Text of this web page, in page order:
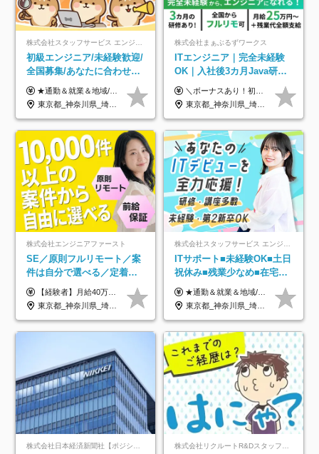
株式会社スタッフサービス エンジニアリング事業本部
初級エンジニア/未経験歓迎/
全国募集/あなたに合わせた
オリジナル研修をご用
意/AI・IoT/残業平均8時間
★通勤＆就業＆地域/住宅＆役職手当あり ★残業代は全額支給 ★選べる給与制度あり！ ■東京・神奈川・千葉・埼玉勤務の場合 月給24.5万円～55万円＋諸手当 （残業代は全額支給） (20,000円の地域/住宅手当込み) ■愛知・京都・大阪・兵庫勤務の場合 月給24万円以上＋諸手当 （残業代は全額支給） (15,000円の地域/住宅手当込み) ■茨城・栃木・群馬・静岡・三重・滋賀・広島・福岡勤務の場合 月給23.5万円以上＋諸手当 （残業代は全額支給） (10,000円の地域/住宅手当込み) ■北海道・宮城・山梨・長野・岐阜・奈良・和歌山・岡山勤務の場合 月給23万円以上＋諸手当 （残業代は全額支給） (5,000円の地域/住宅手当込み) ■その他のエリア勤務の場合 月給22.5万円以上＋諸手当 （残業代は全額支給） ※経験や能力を考慮し、当社規定により優遇します 【昇給：年一回実施】 【選べる給与制度】 ★収入を重視する方に… 「変動型人事制度」の選択も可能（派遣先からの評価に応じて収入アップ！） ※年2回のタイミングで希望者と面談の上決定します。
東京都_神奈川県_埼玉県_千葉県_大阪府_愛知県_北海道_岩手県_宮城県_山形県_福島県_茨城県_栃木県_群馬県_山梨県_長野県_富山県_石川県_静岡県_岐阜県_三重県_兵庫県_京都府_滋賀県_奈良県_広島県_岡山県_山口県_愛媛県_福岡県_熊本県_長崎県
株式会社まぁぶるずワークス
ITエンジニア｜完全未経験
OK｜入社後3カ月Java研修
｜リモート率8割以上｜充実
のキャリア支援｜残業月10h
＼ボーナスあり！初年度から年収300万円以上／ ■月給25万円～35万円＋残業代全額支給＋各種手当＋賞与年1回 ◎経験・年齢・スキルなどを考慮し、できるだけ優遇します ◎試用期間中(3カ月)は契約社員で、月給21万円＋諸手当になります。 (試用期間中は残業が発生しません。その他の待遇に変更はありません) ----------------- ＼3つの評価軸！実力次第で早期収入アップ！／ 【1】スキル(IT理解、実装力、設計) 【2】実務力(現場評価、コミュ力、品質) 【3】姿勢(自走力、意欲、責任感) この3つの評価軸で、3カ月ごとに評価。社内グレードにより、給与が決まる明確な仕組みです。何ができれば給与が上がるのか分かりやすく、実力や努力次第で早期に収入を増やせます！ 【固定残業代について】 なし（残業代は、実際の労働時間に応じて別途全額支給）
東京都_神奈川県_埼玉県_千葉県_大阪府_愛知県_北海道_青森県_岩手県_宮城県_秋田県_山形県_福島県_茨城県_栃木県_群馬県_新潟県_山梨県_長野県_富山県_石川県_福井県_静岡県_岐阜県_三重県_兵庫県_京都府_滋賀県_奈良県_和歌山県_広島県_岡山県_鳥取県_島根県_山口県_徳島県_香川県_愛媛県_高知県_福岡県_熊本県_佐賀県_長崎県_大分県_宮崎県_鹿児島県_沖縄県
株式会社エンジニアファースト
SE／原則フルリモート／案
件は自分で選べる／定着率
93%／20～30代活躍中！
【経験者】月給40万円～120万円(固定残業代含む)+各種手当 ★前職給与の総収入額を100％保証｜還元率84％〜100％ ★20代の平均年収570万円 ※月給には、みなし残業手当(月30時間／5万8000円以上)を含みます 超過分は別途追加支給 ※固定残業代は、時間外労働の有無に関わらず30時間分を、月5万8000円~15万7000円支給 ※上記を超える時間外労働分は追加で支給 【未経験者】月給21万円以上＋各種手当 固定残業なし(残業代発生分全額支給) ※6ヶ月の試用期間あり（※条件に変動なし） ▼単価連動性×還元率は84％～100％で収入の大幅UPが可能！ ・案件単価が月50万円の場合：年収417万円 ・案件単価が月70万円の場合：年収584万円 ・案件単価が月100万円の場合：年収834万円 ＜モデル年収＞ ▼400万円～500万円(入社初年度) ▼542万円～626万円(入社2年) ▼667万円～700万円(入社3年） ▼709万円～801万円(入社5年）
東京都_神奈川県_埼玉県_千葉県_大阪府_愛知県_北海道_青森県_岩手県_宮城県_秋田県_山形県_福島県_茨城県_栃木県_群馬県_新潟県_山梨県_長野県_富山県_石川県_福井県_静岡県_岐阜県_三重県_兵庫県_京都府_滋賀県_奈良県_和歌山県_広島県_岡山県_鳥取県_島根県_山口県_徳島県_香川県_愛媛県_高知県_福岡県_熊本県_佐賀県_長崎県_大分県_宮崎県_鹿児島県_沖縄県
株式会社スタッフサービス エンジニアリング事業本部
ITサポート■未経験OK■土日
祝休み■残業少なめ■在宅実
績あり■約900種類のスキル
アップ講座あり■全国募集
★通勤＆就業＆地域/住宅＆役職手当あり ★残業代は全額支給 ★選べる給与制度あり！ ■東京・神奈川・千葉・埼玉勤務の場合 月給24.5万円～55万円＋諸手当 （残業代は全額支給） (20,000円の地域/住宅手当込み) ■愛知・京都・大阪・兵庫勤務の場合 月給24万円以上＋諸手当 （残業代は全額支給） (15,000円の地域/住宅手当込み) ■茨城・栃木・群馬・静岡・三重・滋賀・広島・福岡勤務の場合 月給23.5万円以上＋諸手当 （残業代は全額支給） (10,000円の地域/住宅手当込み) ■北海道・宮城・山梨・長野・岐阜・奈良・和歌山・岡山勤務の場合 月給23万円以上＋諸手当 （残業代は全額支給） (5,000円の地域/住宅手当込み) ■その他のエリア勤務の場合 月給22.5万円以上＋諸手当 （残業代は全額支給） ※経験や能力を考慮し、当社規定により優遇します 【昇給：年一回実施】 【選べる給与制度】 ★収入を重視する方に… 「変動型人事制度」の選択も可能（派遣先からの評価に応じて収入アップ！） ※年2回のタイミングで希望者と面談の上決定します。
東京都_神奈川県_埼玉県_千葉県_大阪府_愛知県_北海道_岩手県_宮城県_山形県_福島県_茨城県_栃木県_群馬県_山梨県_長野県_富山県_石川県_静岡県_岐阜県_三重県_兵庫県_京都府_滋賀県_奈良県_広島県_岡山県_山口県_愛媛県_福岡県_熊本県_長崎県